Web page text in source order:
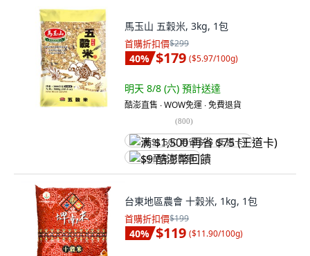
馬玉山 五穀米, 3kg, 1包
首購折扣價$299
40% $179 ($5.97/100g)
明天 8/8 (六) 預計送達
酷澎直售 ∙ WOW免運 ∙ 免費退貨
(800)
满 $1,500 再省 $75 (王道卡)
$9 酷澎幣回饋
台東地區農會 十穀米, 1kg, 1包
首購折扣價$199
40% $119 ($11.90/100g)